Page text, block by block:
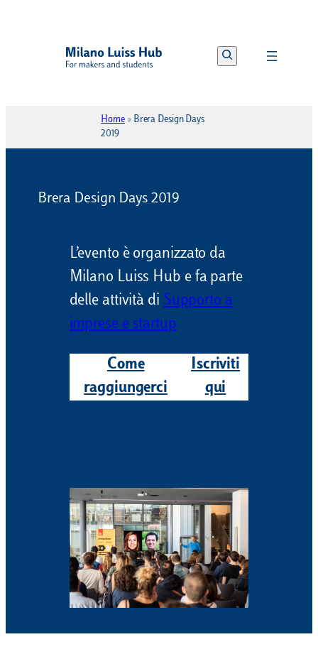
contenuto
Search
Home » Brera Design Days
2019
Brera Design Days 2019
L’evento è organizzato da
Milano Luiss Hub e fa parte
delle attività di Supporto a
imprese e startup
Come
raggiungerci
Iscriviti
qui